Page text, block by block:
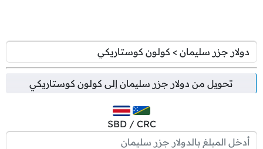
تحويل من دولار جزر سليمان إلى كولون كوستاريكي
SBD / CRC